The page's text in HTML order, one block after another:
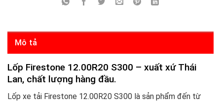
Mô tả
Lốp Firestone 12.00R20 S300 – xuất xứ Thái
Lan, chất lượng hàng đầu.
Lốp xe tải Firestone 12.00R20 S300 là sản phẩm đến từ